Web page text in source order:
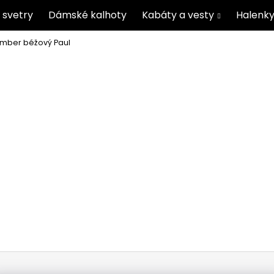
svetry Dámské kalhoty Kabáty a vesty
béžový Paul